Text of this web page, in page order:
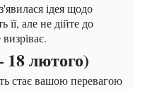
ідея щодо
її, але не дійте до
18 лютого)
стає вашою перевагою